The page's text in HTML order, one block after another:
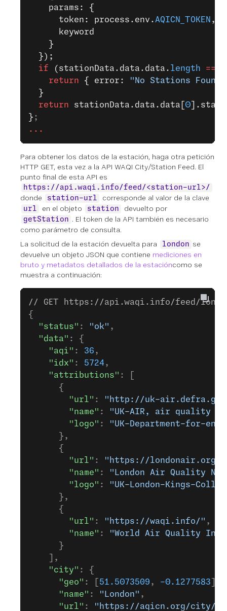
    params: {
      token: process.env.
AQICN_TOKEN ,
      keyword
    }
  });
  if
(stationData.data.data. length ===
    return
{ error:
"No Stations
  }
  return
stationData.data.data[ 0
} ;
...
Para obtener los datos de la estación, haga otra petición
HTTP GET, esta vez a la API WAQI City/Station Feed. El
punto final de esta API es
https://api.waqi.info/feed/<station-url>/
donde station-url corresponde al valor de la clave
url en el objeto station devuelto por
getStation . El token de la API también es necesario
como parámetro de consulta.
La solicitud de la estación devuelta para
london se
devuelve un objeto JSON que contiene mediciones en
bruto y metadatos detallados de la estacióncomo se
muestra a continuación:
// GET https://api.waqi.info/feed/london/
{
  "status"
: "ok" ,
  "data"
: {
    "aqi"
: 36 ,
    "idx"
: 5724 ,
    "attributions"
: [
      {
        "url"
:
"http://uk-
        "name"
:
"UK-AIR, air quality
        "logo"
:
"UK-Department-for-
      },
      {
        "url"
:
"https://
        "name"
:
"London Air Quality
        "logo"
:
"UK-London-Kings-
      },
      {
        "url"
: "https://waqi.info/" ,
        "name"
:
"World Air Quality
      }
    ],
    "city"
: {
      "geo"
: [ 51.5073509 , -0.1277583
      "name"
: "London" ,
      "url"
:
"https://aqicn.org/city/